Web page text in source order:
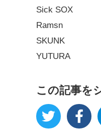
Sick SOX
Ramsn
SKUNK
YUTURA
この記事を